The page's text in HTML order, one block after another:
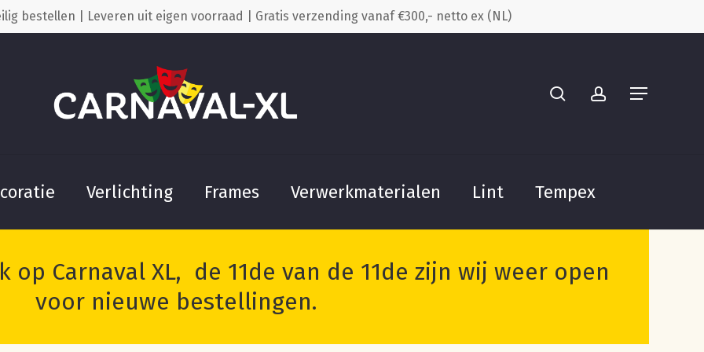
bestellen | Leveren uit eigen voorraad | Gratis verzending vanaf €300,- netto ex (NL)
Menu
Verlichting Frames Verwerkmaterialen Lint Tempex
Cart Close
op Carnaval XL, de 11de van de 11de zijn wij weer open
voor nieuwe bestellingen.